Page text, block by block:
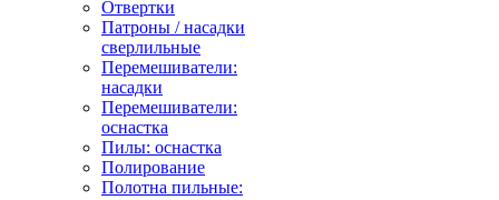
Отвертки
Патроны / насадки
сверлильные
Перемешиватели:
насадки
Перемешиватели:
оснастка
Пилы: оснастка
Полирование
Полотна пильные: